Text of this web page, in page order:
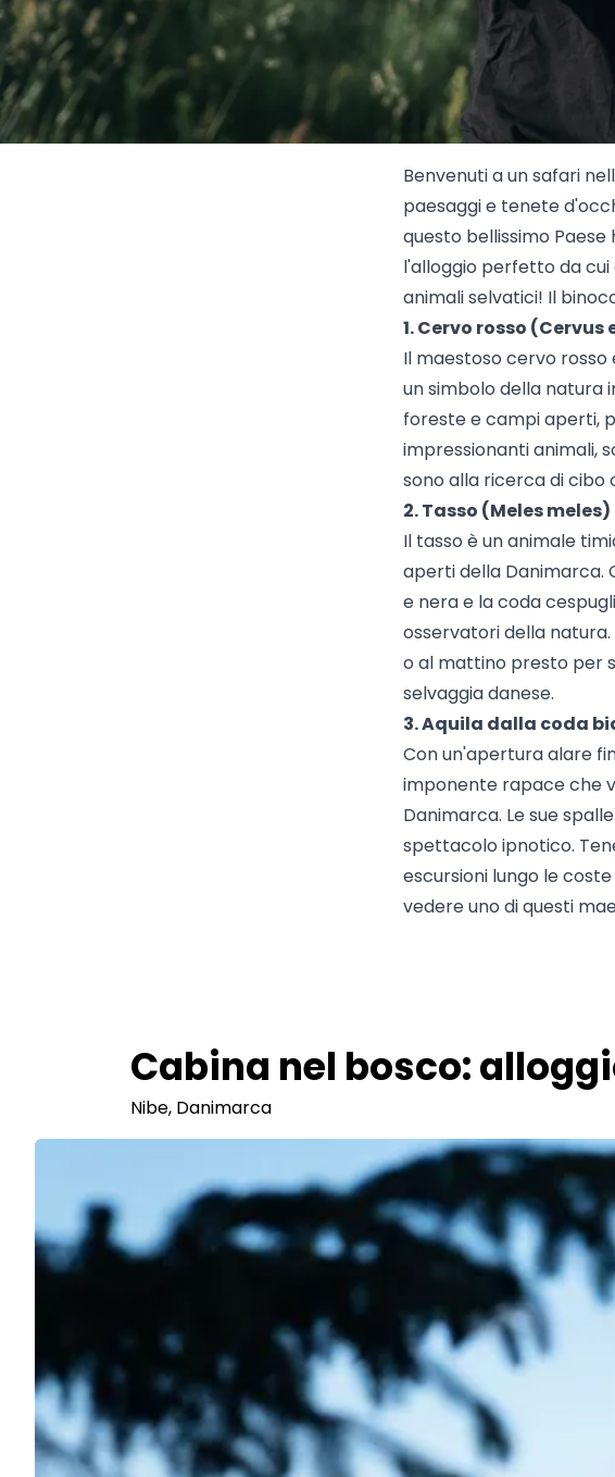
Benvenuti a un safari
paesaggi e tenete
questo bellissimo
l'alloggio perfetto da
animali selvatici! Il
1. Cervo rosso (Cervus
Il maestoso cervo
un simbolo della
foreste e campi aperti,
impressionanti animali,
sono alla ricerca di cibo
2. Tasso (Meles meles)
Il tasso è un animale
aperti della Danimarca.
e nera e la coda
osservatori della
o al mattino presto per
selvaggia danese.
3. Aquila dalla coda
Con un'apertura alare
imponente rapace che
Danimarca. Le sue
spettacolo ipnotico.
escursioni lungo le
vedere uno di questi
Cabina nel bosco:
Nibe, Danimarca